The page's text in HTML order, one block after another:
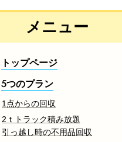
メニュー
トップページ
5つのプラン
1点からの回収
2ｔトラック積み放題
引っ越し時の不用品回収